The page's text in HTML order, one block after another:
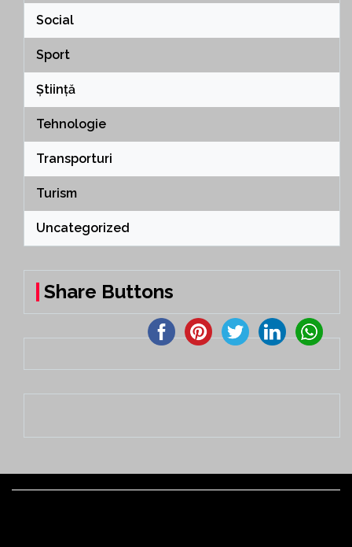
Social
Sport
Știință
Tehnologie
Transporturi
Turism
Uncategorized
Share Buttons